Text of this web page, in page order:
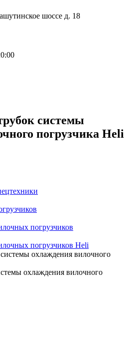
шоссе д. 18
системы
погрузчика Heli
погрузчиков
погрузчиков Heli
охлаждения вилочного
охлаждения вилочного